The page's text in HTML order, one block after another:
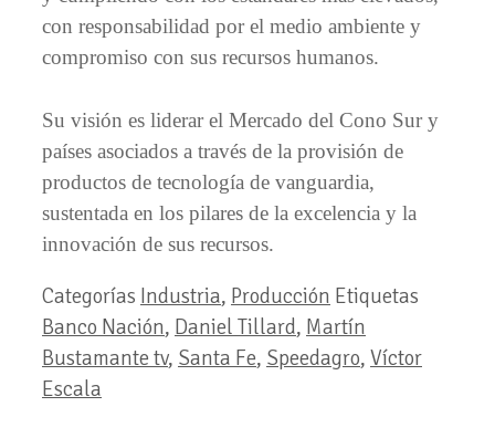
con responsabilidad por el medio ambiente y
compromiso con sus recursos humanos.
Su visión es liderar el Mercado del Cono Sur y
países asociados a través de la provisión de
productos de tecnología de vanguardia,
sustentada en los pilares de la excelencia y la
innovación de sus recursos.
Categorías Industria, Producción Etiquetas
Banco Nación, Daniel Tillard, Martín
Bustamante tv, Santa Fe, Speedagro, Víctor
Escala